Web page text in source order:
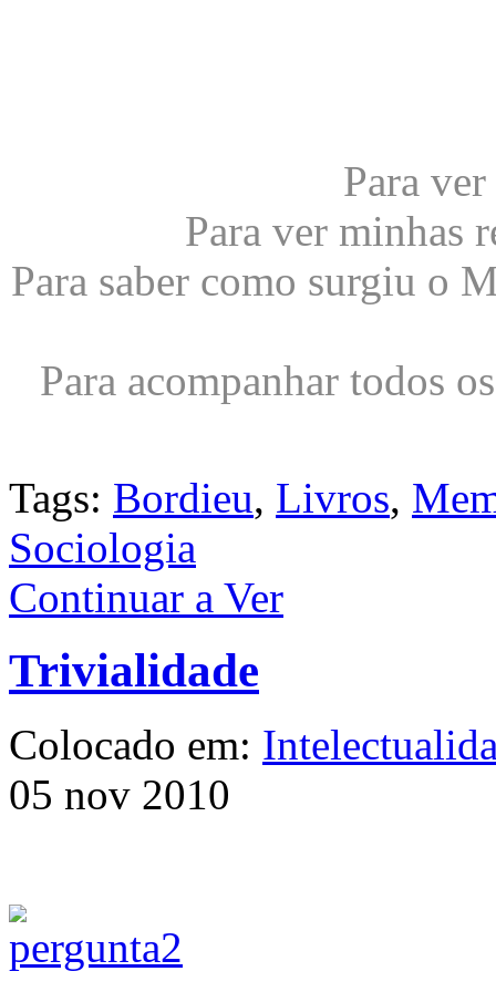
Para
Para ver minhas
Para saber como surgiu o
Para acompanhar todos
Tags: Bordieu, Livros,
Sociologia
Continuar a Ver
Trivialidade
Colocado em:
05 nov 2010